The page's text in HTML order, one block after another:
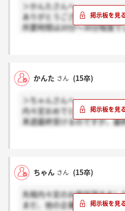
＞かんたさんへ
ありがとうございます( ^ω^
所要時間は20分～30分程度で
まいました(´Д` )
かんた さん (15卒)
＞ちゃんさんへ
内々定おめでとうございます
来週最終受けるのですが、最
ちゃん さん (15卒)
先程内々定のお電話頂きまし
まだ、他の企業の選考が残っ